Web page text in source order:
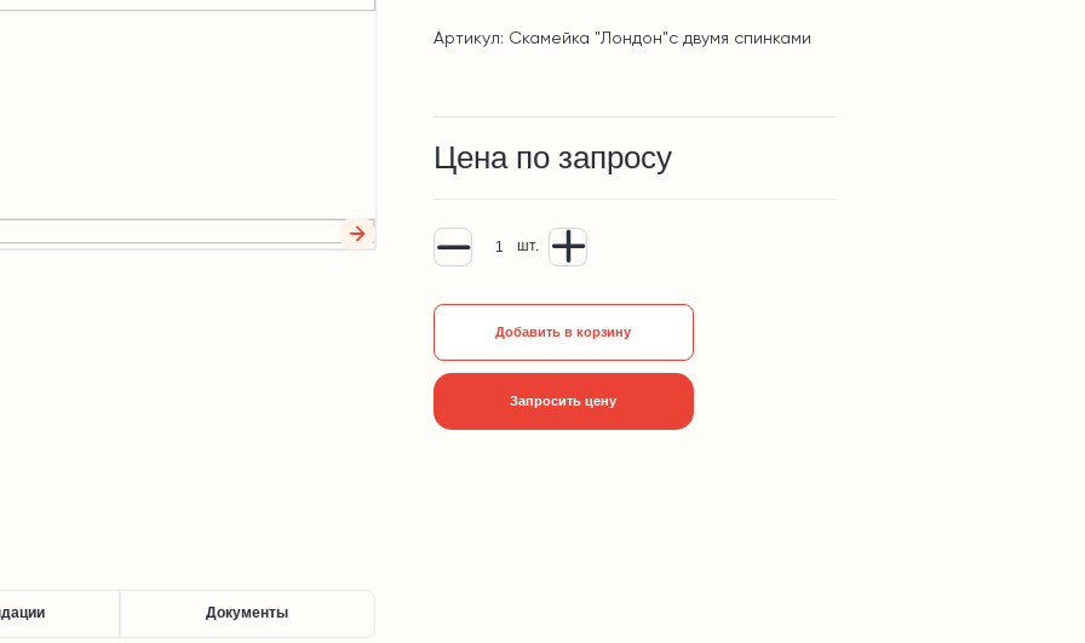
Артикул: Скамейка "Лондон"с двумя спинками
Цена по запросу
шт.
Добавить в корзину
Запросить цену
Документы